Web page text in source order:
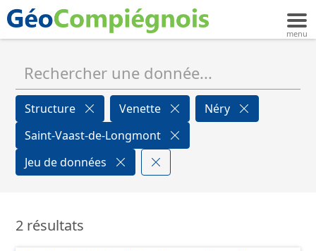
Structure Venette
Néry
Saint-Vaast-de-Longmont
Jeu de données
2 résultats